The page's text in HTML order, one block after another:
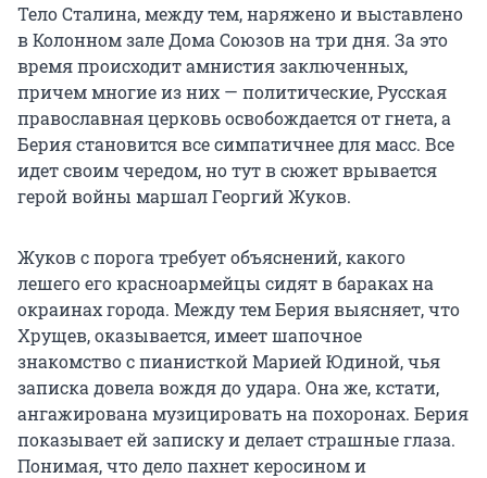
Тело Сталина, между тем, наряжено и выставлено
в Колонном зале Дома Союзов на три дня. За это
время происходит амнистия заключенных,
причем многие из них — политические, Русская
православная церковь освобождается от гнета, а
Берия становится все симпатичнее для масс. Все
идет своим чередом, но тут в сюжет врывается
герой войны маршал Георгий Жуков.
Жуков с порога требует объяснений, какого
лешего его красноармейцы сидят в бараках на
окраинах города. Между тем Берия выясняет, что
Хрущев, оказывается, имеет шапочное
знакомство с пианисткой Марией Юдиной, чья
записка довела вождя до удара. Она же, кстати,
ангажирована музицировать на похоронах. Берия
показывает ей записку и делает страшные глаза.
Понимая, что дело пахнет керосином и